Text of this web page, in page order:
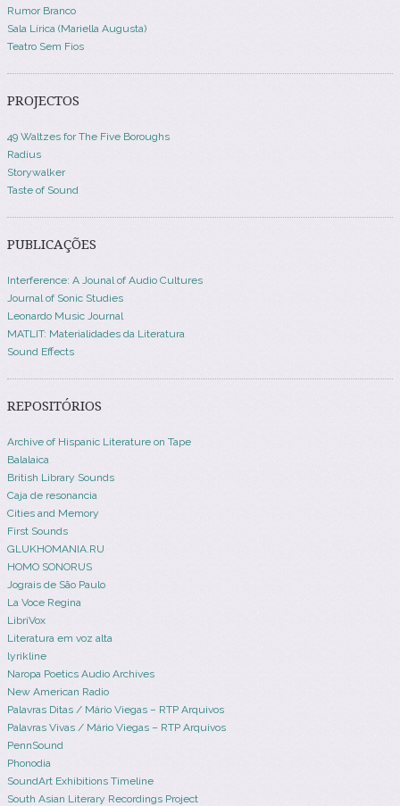
Rumor Branco
Sala Lírica (Mariella Augusta)
Teatro Sem Fios
PROJECTOS
49 Waltzes for The Five Boroughs
Radius
Storywalker
Taste of Sound
PUBLICAÇÕES
Interference: A Jounal of Audio Cultures
Journal of Sonic Studies
Leonardo Music Journal
MATLIT: Materialidades da Literatura
Sound Effects
REPOSITÓRIOS
Archive of Hispanic Literature on Tape
Balalaica
British Library Sounds
Caja de resonancia
Cities and Memory
First Sounds
GLUKHOMANIA.RU
HOMO SONORUS
Jograis de São Paulo
La Voce Regina
LibriVox
Literatura em voz alta
lyrikline
Naropa Poetics Audio Archives
New American Radio
Palavras Ditas / Mário Viegas – RTP Arquivos
Palavras Vivas / Mário Viegas – RTP Arquivos
PennSound
Phonodia
SoundArt Exhibitions Timeline
South Asian Literary Recordings Project